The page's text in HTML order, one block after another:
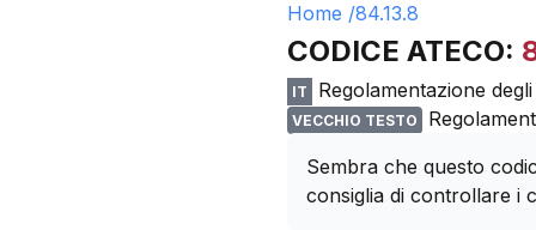
Home /84.13.8
CODICE ATECO:
IT Regolamentazione
VECCHIO TESTO
Sembra che questo
consiglia di controllare i